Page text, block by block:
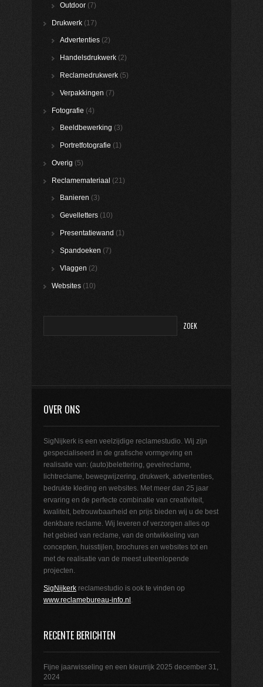
Outdoor (7)
Drukwerk (17)
Advertenties (2)
Handelsdrukwerk (2)
Reclamedrukwerk (5)
Verpakkingen (7)
Fotografie (4)
Beeldbewerking (3)
Portretfotografie (1)
Overig (5)
Reclamemateriaal (21)
Banieren (3)
Gevelletters (10)
Presentatiewand (1)
Spandoeken (7)
Vlaggen (2)
Websites (10)
OVER ONS
SigNijkerk is een veelzijdige reclamestudio. Wij zijn
gespecialiseerd in de grafische vormgeving en
realisatie van: (auto)belettering, gevelreclame,
lichtreclame, bewegwijzering, drukwerk, advertenties,
bedrukte kleding en websites. Met meer dan 25 jaar
ervaring en de perfecte combinatie van creativiteit,
kwaliteit, betrouwbaarheid en prijs bieden wij u de best
denkbare reclame. Wij leveren of verzorgen alles op
het gebied van reclame, van de ontwikkeling van
concepten, huisstijlen, brochures en websites tot en
met de realisatie van de meest uiteenlopende
projecten.
SigNijkerk reclamestudio is ook te vinden op
www.reclamebureau-info.nl
RECENTE BERICHTEN
Fijne jaarwisseling en een kleurrijk 2025 december 31,
2024